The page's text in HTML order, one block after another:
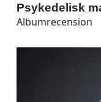
Psykedelisk
Albumrecension